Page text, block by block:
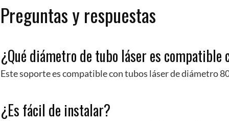
Preguntas y respuestas
¿Qué diámetro de tubo láser es compatible
Este soporte es compatible con tubos láser de diámetro
¿Es fácil de instalar?